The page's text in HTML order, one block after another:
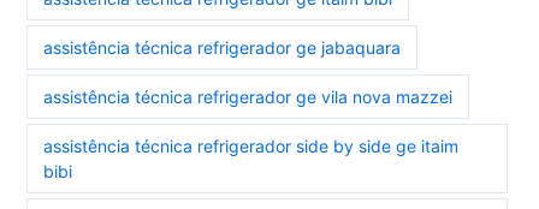
assistência técnica refrigerador ge jabaquara
assistência técnica refrigerador ge vila nova mazzei
assistência técnica refrigerador side by side ge itaim
bibi